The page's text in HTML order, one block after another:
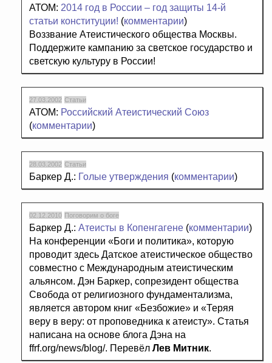
АТОМ: 2014 год в России – год защиты 14-й
статьи конституции! (комментарии)
Воззвание Атеистического общества Москвы.
Поддержите кампанию за светское государство и
светскую культуру в России!
27.03.2002 Статьи
АТОМ: Российский Атеистический Союз
(комментарии)
28.03.2002 Статьи
Баркер Д.: Голые утверждения (комментарии)
02.12.2010 Поговорим о боге
Баркер Д.: Атеисты в Копенгагене (комментарии)
На конференции «Боги и политика», которую
проводит здесь Датское атеистическое общество
совместно с Международным атеистическим
альянсом. Дэн Баркер, сопрезидент общества
Свобода от религиозного фундаментализма,
является автором книг «Безбожие» и «Теряя
веру в веру: от проповедника к атеисту». Статья
написана на основе блога Дэна на
ffrf.org/news/blog/. Перевёл Лев Митник.